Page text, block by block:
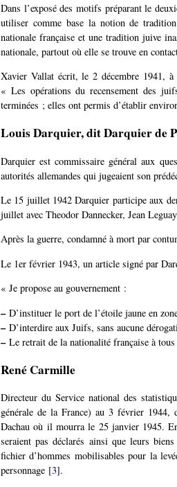
Dans l’exposé des motifs préparant le
utiliser comme base la notion de
nationale française et une tradition juive
nationale, partout où elle se trouve en
Xavier Vallat écrit, le 2 décembre 1941,
« Les opérations du recensement des
terminées ; elles ont permis d’établir
Louis Darquier, dit Darquier de
Darquier est commissaire général aux
autorités allemandes qui jugeaient son
Le 15 juillet 1942 Darquier participe aux
juillet avec Theodor Dannecker, Jean
Après la guerre, condamné à mort par
Le 1er février 1943, un article signé par
« Je propose au gouvernement :
–D’instituer le port de l’étoile jaune en
–D’interdire aux Juifs, sans aucune
–Le retrait de la nationalité française à
René Carmille
Directeur du Service national des
générale de la France) au 3 février 1944,
Dachau où il mourra le 25 janvier 1945.
seraient pas déclarés ainsi que leurs biens
fichier d’hommes mobilisables pour la
personnage [3].